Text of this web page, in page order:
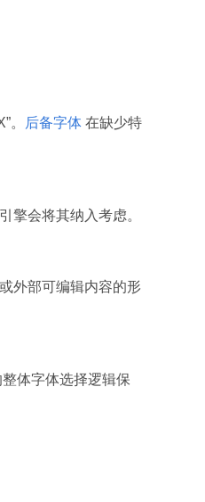
。 后备字体在缺少特
擎会将其纳入考虑。
外部可编辑内容的形
体字体选择逻辑保